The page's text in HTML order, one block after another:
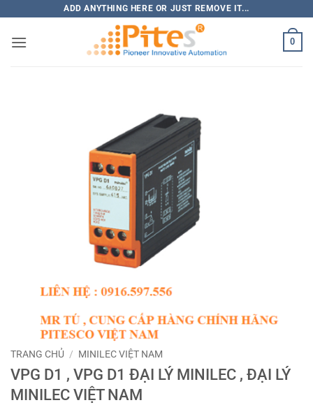
nội
ADD ANYTHING HERE OR JUST REMOVE IT...
0
TRANG CHỦ / MINILEC VIỆT NAM
VPG D1 , VPG D1 ĐẠI LÝ MINILEC , ĐẠI LÝ
MINILEC VIỆT NAM